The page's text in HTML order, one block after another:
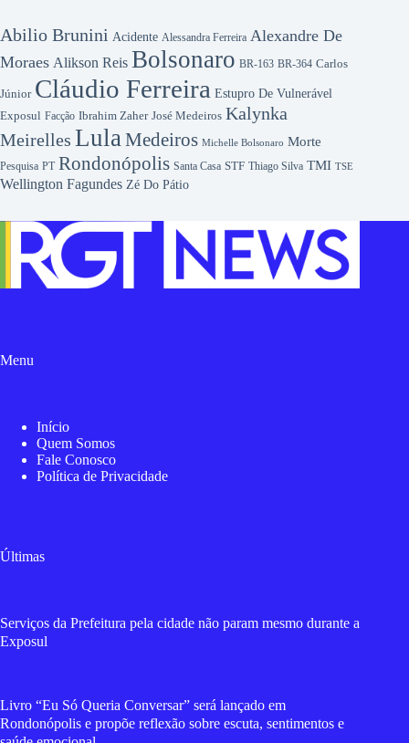
Abilio Brunini Acidente Alessandra Ferreira Alexandre De
Moraes Alikson Reis Bolsonaro BR-163 BR-364 Carlos
Júnior Cláudio Ferreira Estupro De Vulnerável
Exposul Facção Ibrahim Zaher José Medeiros Kalynka
Meirelles Lula Medeiros Michelle Bolsonaro Morte
Pesquisa PT Rondonópolis Santa Casa STF Thiago Silva TMI TSE
Wellington Fagundes Zé Do Pátio
Menu
Início
Quem Somos
Fale Conosco
Política de Privacidade
Últimas
Serviços da Prefeitura pela cidade não param mesmo durante a
Exposul
Livro “Eu Só Queria Conversar” será lançado em
Rondonópolis e propõe reflexão sobre escuta, sentimentos e